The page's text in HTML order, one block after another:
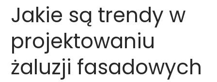
Jakie są trendy w
projektowaniu
żaluzji fasadowych